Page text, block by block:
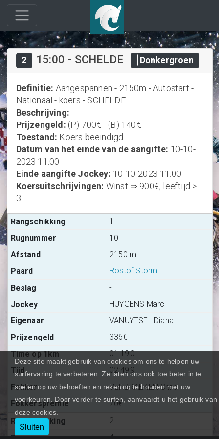
2 15:00 - SCHELDE Donkergroen
Definitie: Aangespannen - 2150m - Autostart -
Nationaal - koers - SCHELDE
Beschrijving: -
Prijzengeld: (P) 700€ - (B) 140€
Toestand: Koers beëindigd
Datum van het einde van de aangifte: 10-10-
2023 11:00
Einde aangifte Jockey: 10-10-2023 11:00
Koersuitschrijvingen: Winst ⇒ 900€, leeftijd >=
3
1
10
2150 m
Rostof Storm
-
HUYGENS Marc
VANUYTSEL Diana
336€
01:19:0
02:49:9
VERBRAEKEN Chris
70€
2
Deze site maakt gebruik van cookies om ons te helpen uw
surfervaring te verbeteren. Ze laten ons ook toe beter in te
spelen op uw behoeften en rekening te houden met uw
voorkeuren. Door verder te surfen, aanvaardt u het gebruik van
deze cookies.
Sluiten